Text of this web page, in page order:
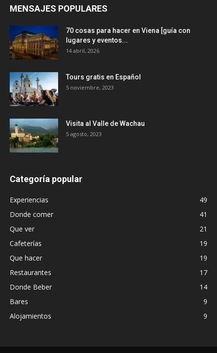
MENSAJES POPULARES
70 cosas para hacer en Viena [guía con
lugares y eventos...
14 abril, 2026
Tours gratis en Español
5 noviembre, 2023
Visita al Valle de Wachau
5 agosto, 2023
Categoría popular
Experiencias
49
Donde comer
41
Que ver
21
Cafeterías
19
Que hacer
19
Restaurantes
17
Donde Beber
14
Bares
9
Alojamientos
9